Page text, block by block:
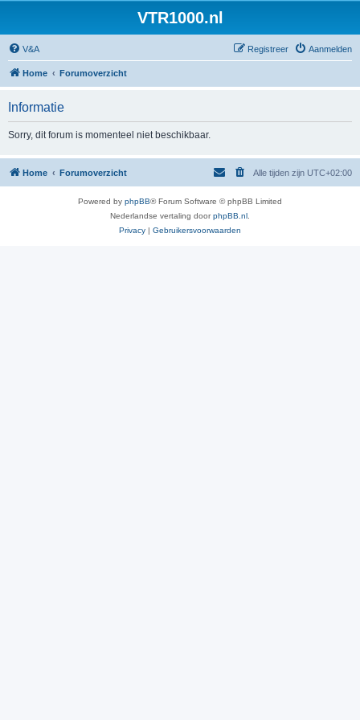
VTR1000.nl
V&A Aanmelden
Registreer
Home Forumoverzicht
Informatie
Sorry, dit forum is momenteel niet beschikbaar.
Home Forumoverzicht Alle tijden zijn UTC+02:00
Powered by phpBB® Forum Software © phpBB Limited
Nederlandse vertaling doorphpBB.nl
Privacy | Gebruikersvoorwaarden